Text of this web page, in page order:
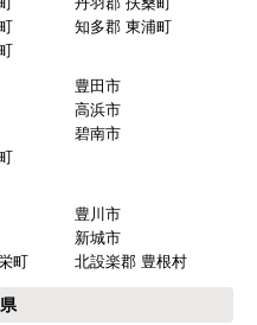
レンジフー
由は？】
知多郡 東浦町
豊田市
高浜市
碧南市
豊川市
新城市
町 北設楽郡 豊根村